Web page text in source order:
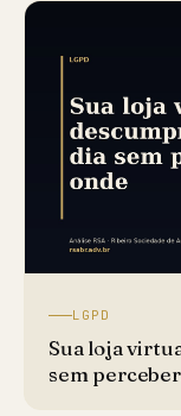
LGPD
Sua loja
sem